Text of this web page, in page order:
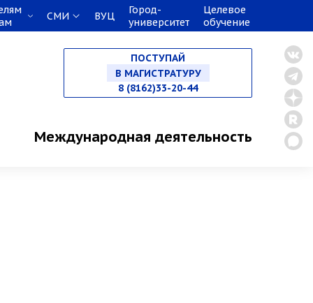
СМИ ВУЦ
Город-
университет
Целевое
обучение
ПОСТУПАЙ
НА СПЕЦИАЛИТЕТ
В МАГИСТРАТУРУ
8 (8162)33-20-44
Международная деятельность